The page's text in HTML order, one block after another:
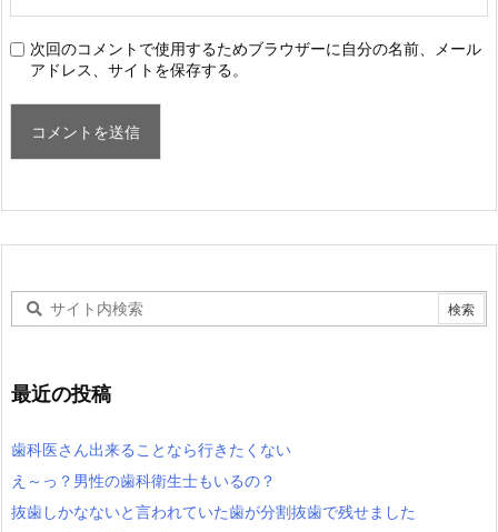
次回のコメントで使用するためブラウザーに自分の名前、メール
アドレス、サイトを保存する。
最近の投稿
歯科医さん出来ることなら行きたくない
え～っ？男性の歯科衛生士もいるの？
抜歯しかなないと言われていた歯が分割抜歯で残せました